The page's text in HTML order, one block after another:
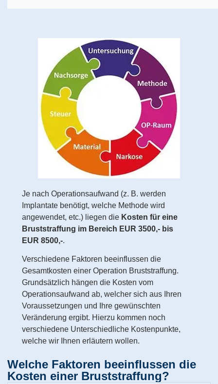
Je nach Operationsaufwand (z. B. werden
Implantate benötigt, welche Methode wird
angewendet, etc.) liegen die Kosten für eine
Bruststraffung im Bereich EUR 3500,- bis
EUR 8500,-.
Verschiedene Faktoren beeinflussen die
Gesamtkosten einer Operation Bruststraffung.
Grundsätzlich hängen die Kosten vom
Operationsaufwand ab, welcher sich aus Ihren
Voraussetzungen und Ihre gewünschten
Veränderung ergibt. Hierzu kommen noch
verschiedene Unterschiedliche Kostenpunkte,
welche wir Ihnen erläutern wollen.
Welche Faktoren beeinflussen die
Kosten einer Bruststraffung?